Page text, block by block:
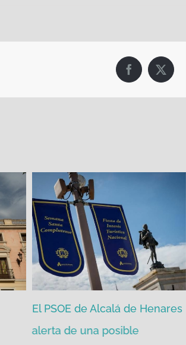
Facebook
X
El PSOE de Alcalá de Henares
alerta de una posible